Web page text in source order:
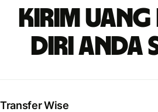
Kirim uang
diri Anda
Transfer Wise